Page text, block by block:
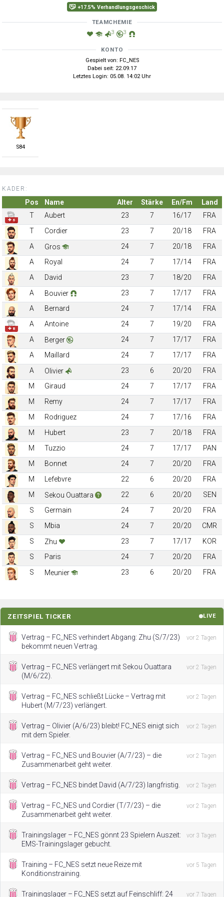
+17.5% Verhandlungsgeschick
TEAMCHEMIE
3 3
KONTO
Gespielt von: FC_NES
Dabei seit: 22.09.17
Letztes Login: 05.08. 14:02 Uhr
S84
KADER:
Pos Name Alter Stärke En/Fm Land
✚ 6
T Aubert 23 7 16/17
FRA
T
Cordier 23 7 20/18
FRA
A
Gros 24 7 20/18
FRA
A
Royal 24 7 17/14
FRA
A
David 23 7 18/20
FRA
A
Bouvier 23 7 17/17
FRA
A
Bernard 24 7 17/14 FRA
✚ 8
A Antoine 24 7 19/20
FRA
A
Berger 24 7 17/17
FRA
A
Maillard 24 7 17/17
FRA
A
Olivier 23 6 20/20
FRA
M
Giraud 24 7 17/17
FRA
M
Remy 24 7 17/17
FRA
M
Rodriguez 24 7 17/16
FRA
M
Hubert 23 7 20/18
FRA
M
Tuzzio 24 7 17/17
PAN
M
Bonnet 24 7 20/20
FRA
M
Lefebvre 22 6 20/20
FRA
M
Sekou Ouattara 22 6 20/20
SEN
S
Germain 24 7 20/20
FRA
S
Mbia 24 7 20/20
CMR
S
Zhu 23 7 17/17
KOR
S
Paris 24 7 20/20
FRA
S
Meunier 23 6 20/20 FRA
ZEITSPIEL TICKER LIVE
Vertrag – FC_NES verhindert Abgang: Zhu (S/7/23)
bekommt neuen Vertrag.
vor 2 Tagen
Vertrag – FC_NES verlängert mit Sekou Ouattara
(M/6/22).
vor 2 Tagen
Vertrag – FC_NES schließt Lücke – Vertrag mit
Hubert (M/7/23) verlängert.
vor 2 Tagen
Vertrag – Olivier (A/6/23) bleibt! FC_NES einigt sich
mit dem Spieler.
vor 2 Tagen
Vertrag – FC_NES und Bouvier (A/7/23) – die
Zusammenarbeit geht weiter.
vor 2 Tagen
Vertrag – FC_NES bindet David (A/7/23) langfristig. vor 2 Tagen
Vertrag – FC_NES und Cordier (T/7/23) – die
Zusammenarbeit geht weiter.
vor 2 Tagen
Trainingslager – FC_NES gönnt 23 Spielern Auszeit:
EMS-Trainingslager gebucht.
vor 3 Tagen
Training – FC_NES setzt neue Reize mit
Konditionstraining.
vor 5 Tagen
Trainingslager – FC_NES setzt auf Feinschliff: 24 vor 7 Tagen